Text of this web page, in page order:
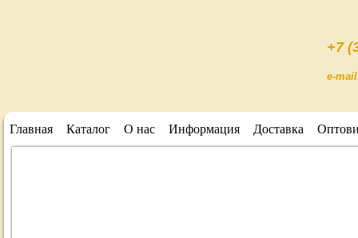
+7
e-
Главная Каталог О нас Информация Доставка